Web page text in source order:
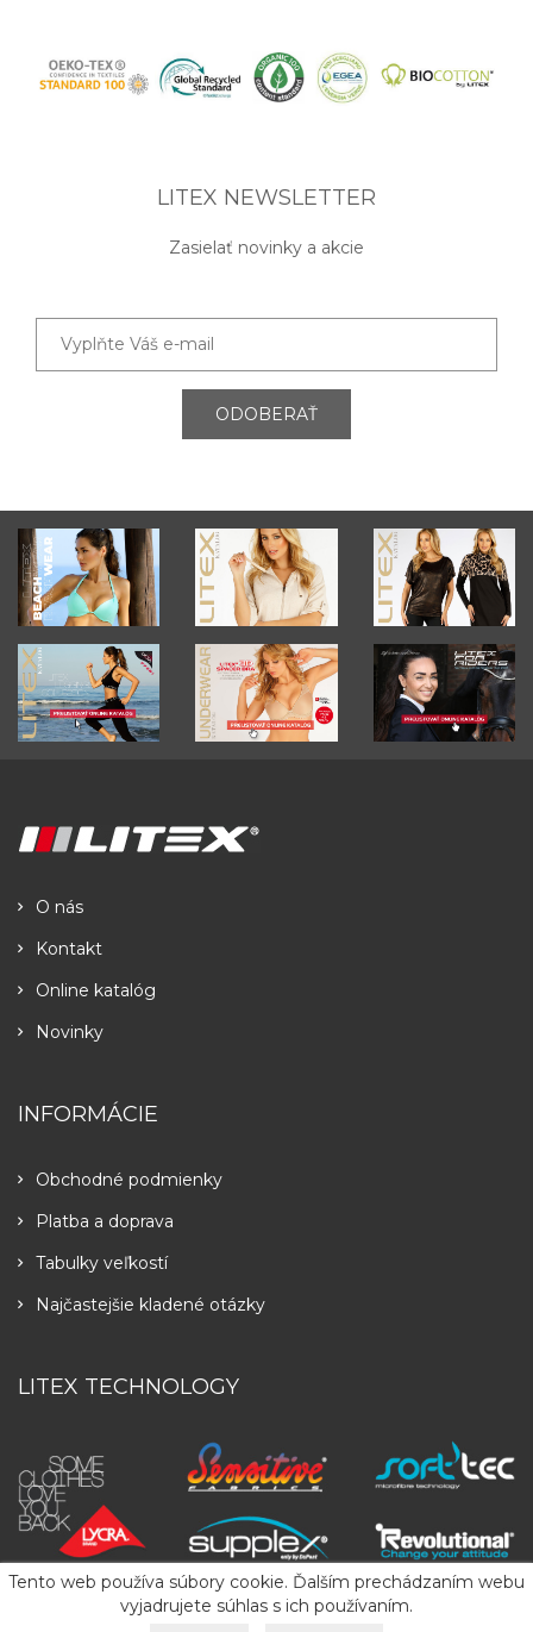
LITEX NEWSLETTER
Zasielať novinky a akcie
ODOBERAŤ
Tento web používa súbory cookie. Ďalším prechádzaním webu
vyjadrujete súhlas s ich používaním.
O nás
Kontakt
Online katalóg
Novinky
INFORMÁCIE
Obchodné podmienky
Platba a doprava
Tabulky veľkostí
Najčastejšie kladené otázky
LITEX TECHNOLOGY